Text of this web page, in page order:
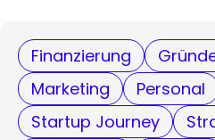
Finanzierung
Marketing
Personal
Startup Journey